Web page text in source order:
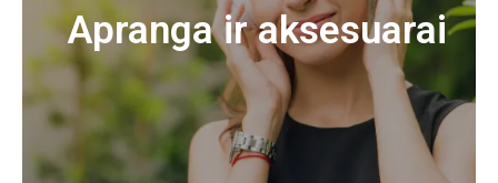
Apranga ir aksesuarai